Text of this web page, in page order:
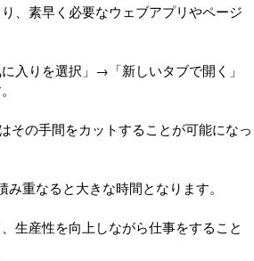
、素早く必要なウェブアプリやページ
入りを選択」→「新しいタブで開く」
その手間をカットすることが可能になっ
重なると大きな時間となります。
生産性を向上しながら仕事をすること